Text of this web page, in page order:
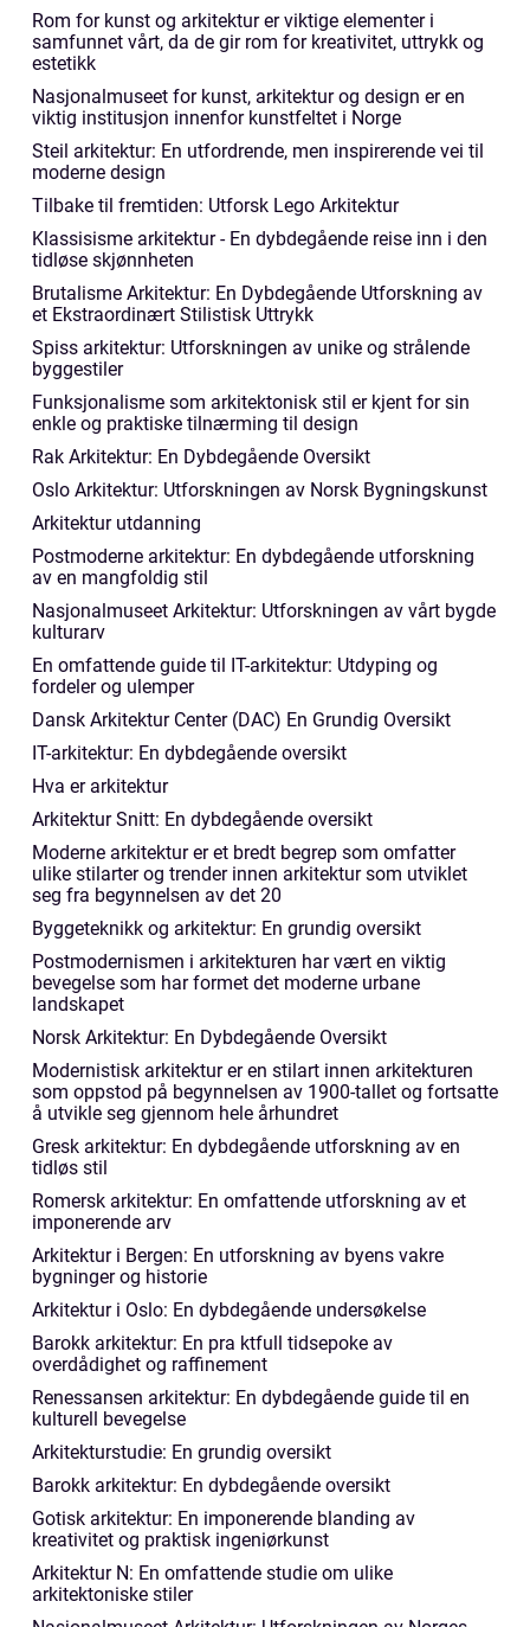
Rom for kunst og arkitektur er viktige elementer i
samfunnet vårt, da de gir rom for kreativitet, uttrykk og
estetikk
Nasjonalmuseet for kunst, arkitektur og design er en
viktig institusjon innenfor kunstfeltet i Norge
Steil arkitektur: En utfordrende, men inspirerende vei til
moderne design
Tilbake til fremtiden: Utforsk Lego Arkitektur
Klassisisme arkitektur - En dybdegående reise inn i den
tidløse skjønnheten
Brutalisme Arkitektur: En Dybdegående Utforskning av
et Ekstraordinært Stilistisk Uttrykk
Spiss arkitektur: Utforskningen av unike og strålende
byggestiler
Funksjonalisme som arkitektonisk stil er kjent for sin
enkle og praktiske tilnærming til design
Rak Arkitektur: En Dybdegående Oversikt
Oslo Arkitektur: Utforskningen av Norsk Bygningskunst
Arkitektur utdanning
Postmoderne arkitektur: En dybdegående utforskning
av en mangfoldig stil
Nasjonalmuseet Arkitektur: Utforskningen av vårt bygde
kulturarv
En omfattende guide til IT-arkitektur: Utdyping og
fordeler og ulemper
Dansk Arkitektur Center (DAC) En Grundig Oversikt
IT-arkitektur: En dybdegående oversikt
Hva er arkitektur
Arkitektur Snitt: En dybdegående oversikt
Moderne arkitektur er et bredt begrep som omfatter
ulike stilarter og trender innen arkitektur som utviklet
seg fra begynnelsen av det 20
Byggeteknikk og arkitektur: En grundig oversikt
Postmodernismen i arkitekturen har vært en viktig
bevegelse som har formet det moderne urbane
landskapet
Norsk Arkitektur: En Dybdegående Oversikt
Modernistisk arkitektur er en stilart innen arkitekturen
som oppstod på begynnelsen av 1900-tallet og fortsatte
å utvikle seg gjennom hele århundret
Gresk arkitektur: En dybdegående utforskning av en
tidløs stil
Romersk arkitektur: En omfattende utforskning av et
imponerende arv
Arkitektur i Bergen: En utforskning av byens vakre
bygninger og historie
Arkitektur i Oslo: En dybdegående undersøkelse
Barokk arkitektur: En pra ktfull tidsepoke av
overdådighet og raffinement
Renessansen arkitektur: En dybdegående guide til en
kulturell bevegelse
Arkitekturstudie: En grundig oversikt
Barokk arkitektur: En dybdegående oversikt
Gotisk arkitektur: En imponerende blanding av
kreativitet og praktisk ingeniørkunst
Arkitektur N: En omfattende studie om ulike
arkitektoniske stiler